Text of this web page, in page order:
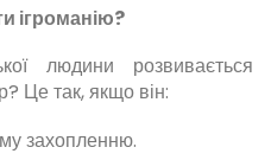
ігроманію?
людини розвивається
Це так, якщо він:
захопленню.